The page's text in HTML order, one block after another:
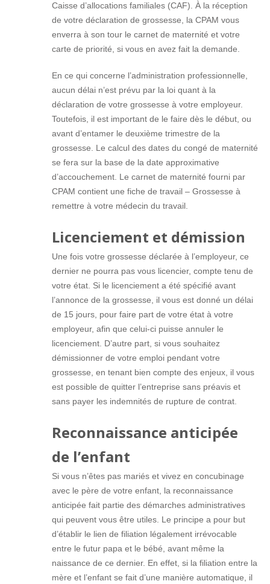
Caisse d’allocations familiales (CAF). À la réception
de votre déclaration de grossesse, la CPAM vous
enverra à son tour le carnet de maternité et votre
carte de priorité, si vous en avez fait la demande.
En ce qui concerne l’administration professionnelle,
aucun délai n’est prévu par la loi quant à la
déclaration de votre grossesse à votre employeur.
Toutefois, il est important de le faire dès le début, ou
avant d’entamer le deuxième trimestre de la
grossesse. Le calcul des dates du congé de maternité
se fera sur la base de la date approximative
d’accouchement. Le carnet de maternité fourni par
CPAM contient une fiche de travail – Grossesse à
remettre à votre médecin du travail.
Licenciement et démission
Une fois votre grossesse déclarée à l’employeur, ce
dernier ne pourra pas vous licencier, compte tenu de
votre état. Si le licenciement a été spécifié avant
l’annonce de la grossesse, il vous est donné un délai
de 15 jours, pour faire part de votre état à votre
employeur, afin que celui-ci puisse annuler le
licenciement. D’autre part, si vous souhaitez
démissionner de votre emploi pendant votre
grossesse, en tenant bien compte des enjeux, il vous
est possible de quitter l’entreprise sans préavis et
sans payer les indemnités de rupture de contrat.
Reconnaissance anticipée
de l’enfant
Si vous n’êtes pas mariés et vivez en concubinage
avec le père de votre enfant, la reconnaissance
anticipée fait partie des démarches administratives
qui peuvent vous être utiles. Le principe a pour but
d’établir le lien de filiation légalement irrévocable
entre le futur papa et le bébé, avant même la
naissance de ce dernier. En effet, si la filiation entre la
mère et l’enfant se fait d’une manière automatique, il